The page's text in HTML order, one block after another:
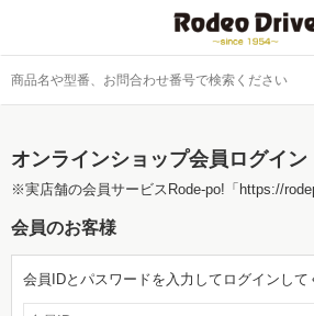
オンラインショップ会員ログイン
※実店舗の会員サービスRode-po! 「https://
会員のお客様
会員IDとパスワードを入力してログインして